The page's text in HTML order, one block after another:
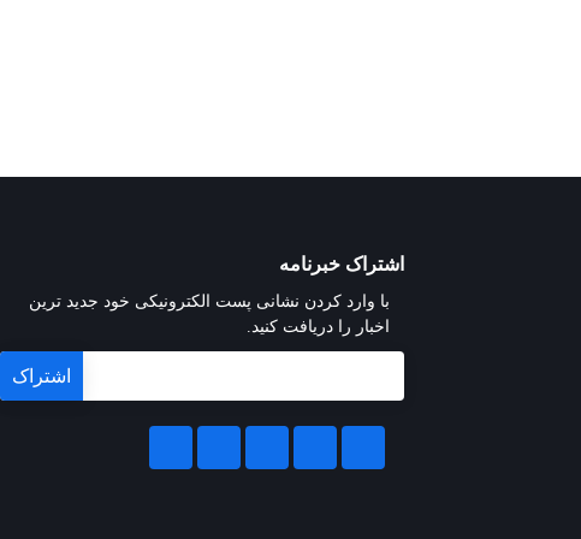
اشتراک خبرنامه
با وارد کردن نشانی پست الکترونیکی خود جدید ترین
اخبار را دریافت کنید.